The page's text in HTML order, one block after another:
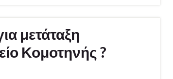
μετάταξη
Κομοτηνής ?